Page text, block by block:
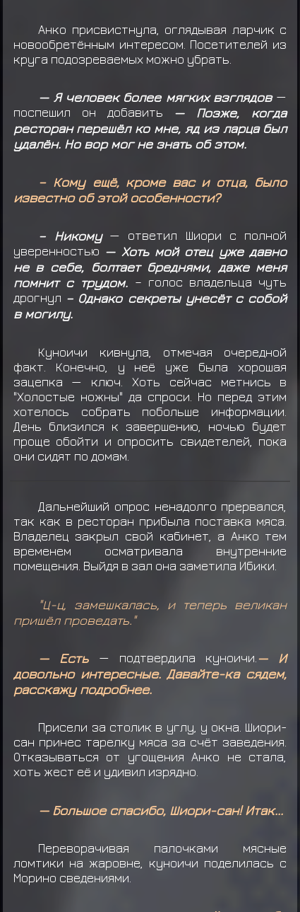
Анко присвистнула, оглядывая ларчик с
новообретённым интересом. Посетителей из
круга подозреваемых можно убрать.
— Я человек более мягких взглядов —
поспешил он добавить — Позже, когда
ресторан перешёл ко мне, яд из ларца был
удалён. Но вор мог не знать об этом.
– Кому ещё, кроме вас и отца, было
известно об этой особенности?
– Никому— ответил Шиори с полной
уверенностью — Хоть мой отец уже давно
не в себе, болтает бреднями, даже меня
помнит с трудом. – голос владельца чуть
дрогнул – Однако секреты унесёт с собой
в могилу.
Куноичи кивнула, отмечая очередной
факт. Конечно, у неё уже была хорошая
зацепка — ключ. Хоть сейчас метнись в
"Холостые ножны" да спроси. Но перед этим
хотелось собрать побольше информации.
День близился к завершению, ночью будет
проще обойти и опросить свидетелей, пока
они сидят по домам.
Дальнейший опрос ненадолго прервался,
так как в ресторан прибыла поставка мяса.
Владелец закрыл свой кабинет, а Анко тем
временем осматривала внутренние
помещения. Выйдя в зал она заметила Ибики.
"Ц-ц, замешкалась, и теперь великан
пришёл проведать."
— Есть — подтвердила куноичи. — И
довольно интересные. Давайте-ка сядем,
расскажу подробнее.
Присели за столик в углу, у окна. Шиори-
сан принес тарелку мяса за счёт заведения.
Отказываться от угощения Анко не стала,
хоть жест её и удивил изрядно.
— Большое спасибо, Шиори-сан! Итак...
Переворачивая палочками мясные
ломтики на жаровне, куноичи поделилась с
Морино сведениями.